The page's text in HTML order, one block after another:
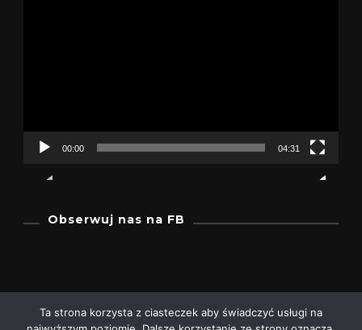
00:00 04:31
Obserwuj nas na FB
Ta strona korzysta z ciasteczek aby świadczyć usługi na